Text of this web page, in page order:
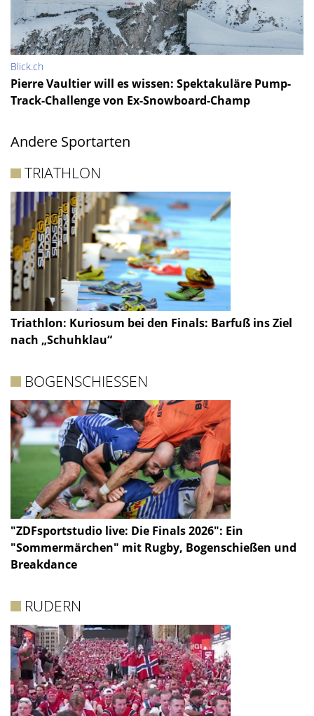
Blick.ch
Pierre Vaultier will es wissen: Spektakuläre Pump-
Track-Challenge von Ex-Snowboard-Champ
Andere Sportarten
TRIATHLON
Triathlon: Kuriosum bei den Finals: Barfuß ins Ziel
nach „Schuhklau“
BOGENSCHIESSEN
"ZDFsportstudio live: Die Finals 2026": Ein
"Sommermärchen" mit Rugby, Bogenschießen und
Breakdance
RUDERN